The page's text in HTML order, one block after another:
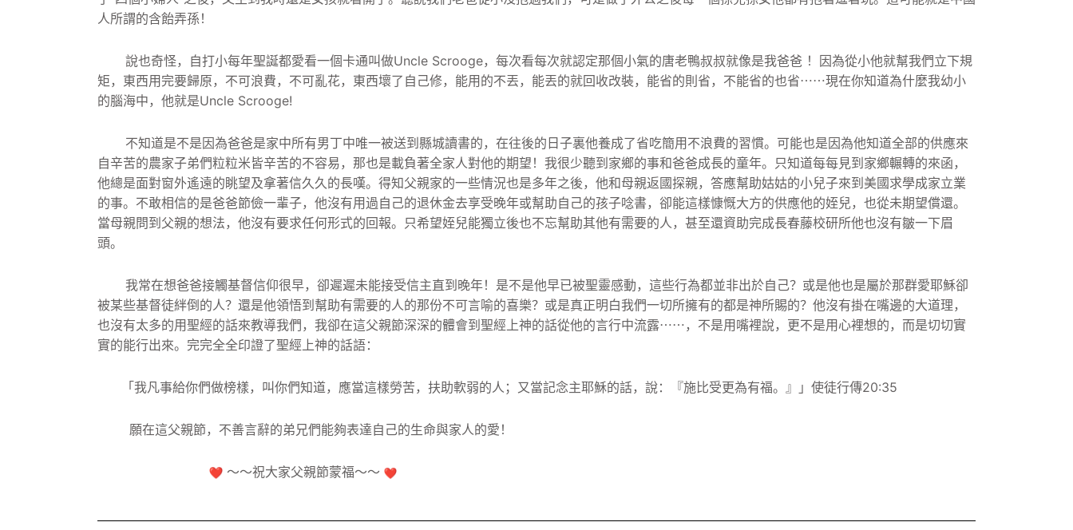
人所謂的含飴弄孫！
說也奇怪， 自打小每年聖誕都愛看一個卡通叫做Uncle Scrooge， 每次看每次就認定那個小氣的唐老鴨叔叔就像是我爸爸 ！因為從小他就幫我們立下規
矩，東西用完要歸原，不可浪費， 不可亂花，東西壞了自己修，能用的不丟，能丟的就回收改裝， 能省的則省，不能省的也省⋯⋯現在你知道為什麼我幼小
的腦海中， 他就是Uncle Scrooge!
不知道是不是因為爸爸是家中所有男丁中唯一被送到縣城讀書的， 在往後的日子裏他養成了省吃簡用不浪費的習慣。 可能也是因為他知道全部的供應來
自辛苦的農家子弟們粒粒米皆辛苦的不容易，那也是載負著全家人對他的期望！ 我很少聽到家鄉的事和爸爸成長的童年。 只知道每每見到家鄉輾轉的來函，
他總是面對窗外遙遠的眺望及拿著信久久的長嘆。 得知父親家的一些情況也是多年之後，他和母親返國探親， 答應幫助姑姑的小兒子來到美國求學成家立業
的事。 不敢相信的是爸爸節儉一輩子， 他沒有用過自己的退休金去享受晚年或幫助自己的孩子唸書， 卻能這樣慷慨大方的供應他的姪兒，也從未期望償還。
當母親問到父親的想法，他沒有要求任何形式的回報。 只希望姪兒能獨立後也不忘幫助其他有需要的人， 甚至還資助完成長春藤校研所他也沒有皺一下眉
頭。
我常在想爸爸接觸基督信仰很早， 卻遲遲未能接受信主直到晚年！是不是他早已被聖靈感動， 這些行為都並非出於自己？ 或是他也是屬於那群愛耶穌卻
被某些基督徒絆倒的人？ 還是他領悟到幫助有需要的人的那份不可言喻的喜樂？ 或是真正明白我們一切所擁有的都是神所賜的？ 他沒有掛在嘴邊的大道理，
也沒有太多的用聖經的話來教導我們， 我卻在這父親節深深的體會到聖經上神的話從他的言行中流露⋯⋯， 不是用嘴裡說，更不是用心裡想的，而是切切實
實的能行出來。 完完全全印證了聖經上神的話語：
「我凡事給你們做榜樣，叫你們知道，應當這樣勞苦， 扶助軟弱的人；又當記念主耶穌的話，說：『施比受更為有福。』」 使徒行傳20:35
願在這父親節， 不善言辭的弟兄們能夠表達自己的生命與家人的愛！
～～祝大家父親節蒙福～～